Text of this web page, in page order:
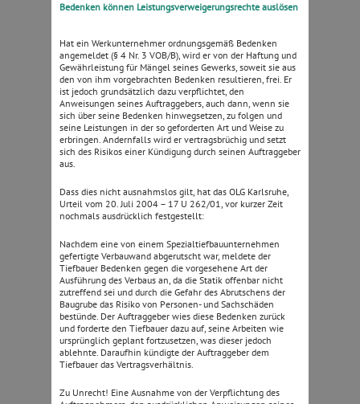
Bedenken können Leistungsverweigerungsrechte auslösen
Hat ein Werkunternehmer ordnungsgemäß Bedenken
angemeldet (§ 4 Nr. 3 VOB/B), wird er von der Haftung und
Gewährleistung für Mängel seines Gewerks, soweit sie aus
den von ihm vorgebrachten Bedenken resultieren, frei. Er
ist jedoch grundsätzlich dazu verpflichtet, den
Anweisungen seines Auftraggebers, auch dann, wenn sie
sich über seine Bedenken hinwegsetzen, zu folgen und
seine Leistungen in der so geforderten Art und Weise zu
erbringen. Andernfalls wird er vertragsbrüchig und setzt
sich des Risikos einer Kündigung durch seinen Auftraggeber
aus.
Dass dies nicht ausnahmslos gilt, hat das OLG Karlsruhe,
Urteil vom 20. Juli 2004 – 17 U 262/01, vor kurzer Zeit
nochmals ausdrücklich festgestellt:
Nachdem eine von einem Spezialtiefbauunternehmen
gefertigte Verbauwand abgerutscht war, meldete der
Tiefbauer Bedenken gegen die vorgesehene Art der
Ausführung des Verbaus an, da die Statik offenbar nicht
zutreffend sei und durch die Gefahr des Abrutschens der
Baugrube das Risiko von Personen- und Sachschäden
bestünde. Der Auftraggeber wies diese Bedenken zurück
und forderte den Tiefbauer dazu auf, seine Arbeiten wie
ursprünglich geplant fortzusetzen, was dieser jedoch
ablehnte. Daraufhin kündigte der Auftraggeber dem
Tiefbauer das Vertragsverhältnis.
Zu Unrecht! Eine Ausnahme von der Verpflichtung des